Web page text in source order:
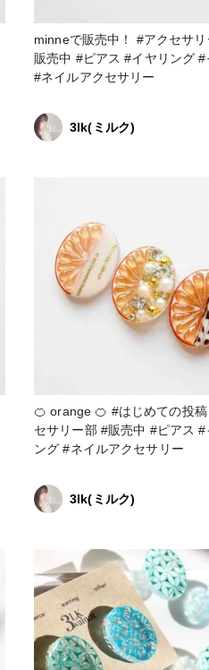
minneで販売中！ #アクセサリー部 #
販売中 #ピアス #イヤリング #その他
#ネイルアクセサリー
3lk(ミルク)
🍊 orange 🍊 #はじめての投稿 #アク
セサリー部 #販売中 #ピアス #イヤリ
ング #ネイルアクセサリー
3lk(ミルク)